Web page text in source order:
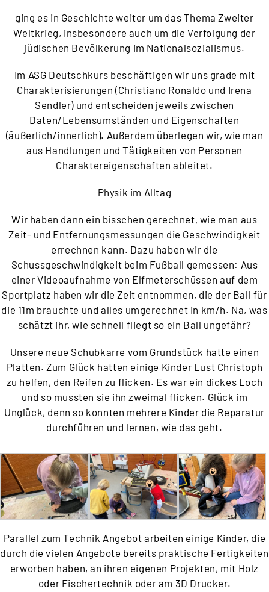
ging es in Geschichte weiter um das Thema Zweiter
Weltkrieg, insbesondere auch um die Verfolgung der
jüdischen Bevölkerung im Nationalsozialismus.
Im ASG Deutschkurs beschäftigen wir uns grade mit
Charakterisierungen (Christiano Ronaldo und Irena
Sendler) und entscheiden jeweils zwischen
Daten/Lebensumständen und Eigenschaften
(äußerlich/innerlich). Außerdem überlegen wir, wie man
aus Handlungen und Tätigkeiten von Personen
Charaktereigenschaften ableitet.
Physik im Alltag
Wir haben dann ein bisschen gerechnet, wie man aus
Zeit- und Entfernungsmessungen die Geschwindigkeit
errechnen kann. Dazu haben wir die
Schussgeschwindigkeit beim Fußball gemessen: Aus
einer Videoaufnahme von Elfmeterschüssen auf dem
Sportplatz haben wir die Zeit entnommen, die der Ball für
die 11m brauchte und alles umgerechnet in km/h. Na, was
schätzt ihr, wie schnell fliegt so ein Ball ungefähr?
Unsere neue Schubkarre vom Grundstück hatte einen
Platten. Zum Glück hatten einige Kinder Lust Christoph
zu helfen, den Reifen zu flicken. Es war ein dickes Loch
und so mussten sie ihn zweimal flicken. Glück im
Unglück, denn so konnten mehrere Kinder die Reparatur
durchführen und lernen, wie das geht.
Parallel zum Technik Angebot arbeiten einige Kinder, die
durch die vielen Angebote bereits praktische Fertigkeiten
erworben haben, an ihren eigenen Projekten, mit Holz
oder Fischertechnik oder am 3D Drucker.